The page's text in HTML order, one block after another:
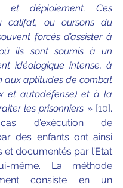
et déploiement. Ces
califat, ou oursons du
forcés d’assister à
ils sont soumis à un
idéologique intense, à
aux aptitudes de combat
et autodéfense) et à la
les prisonniers » [10].
d’exécution de
des enfants ont ainsi
et documentés par l’Etat
même. La méthode
consiste en un